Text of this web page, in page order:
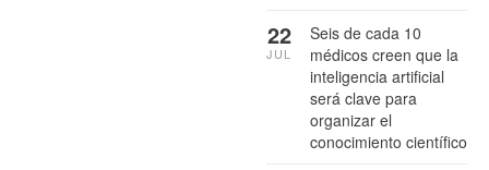
Seis de cada 10
médicos creen que la
inteligencia artificial
será clave para
organizar el
conocimiento científico
22
JUL